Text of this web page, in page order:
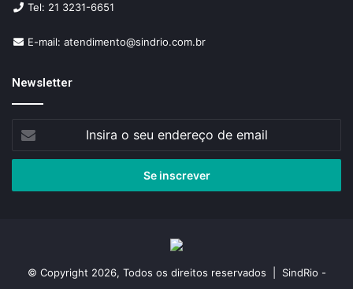
Tel: 21 3231-6651
E-mail: atendimento@sindrio.com.br
Newsletter
seu
de
© Copyright 2026, Todos os direitos reservados | SindRio -